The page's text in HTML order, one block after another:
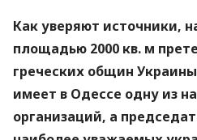
Как уверяют источники,
площадью 2000 кв. м
греческих общин
имеет в Одессе одну из
организаций, а